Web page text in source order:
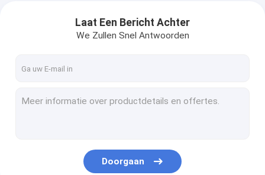
Metallographic Steekproef Malende Oppoetsende Machine
Metallographic Steekproefsnijmachine
Draagbaar Leeb-Hardheidsmeetapparaat
Laat Een Bericht Achter
We Zullen Snel Antwoorden
Doorgaan